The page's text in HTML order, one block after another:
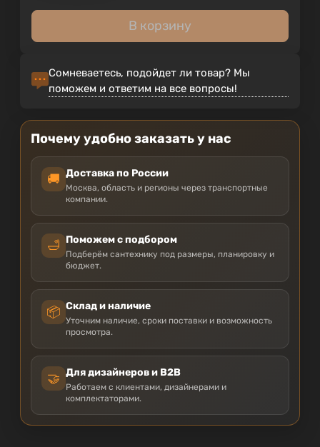
В корзину
Сомневаетесь, подойдет ли товар? Мы
поможем и ответим на все вопросы!
Почему удобно заказать у нас
🚚 Доставка по России
Москва, область и регионы через транспортные
компании.
🛁 Поможем с подбором
Подберём сантехнику под размеры, планировку и
бюджет.
📦 Склад и наличие
Уточним наличие, сроки поставки и возможность
просмотра.
🤝 Для дизайнеров и B2B
Работаем с клиентами, дизайнерами и
комплектаторами.